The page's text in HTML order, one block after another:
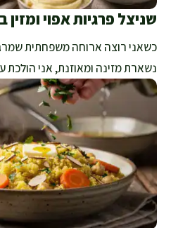
שניצל פרגיות אפוי ומזין
כשאני רוצה ארוחה משפחתית
נשארת מזינה ומאוזנת, אני הולכת